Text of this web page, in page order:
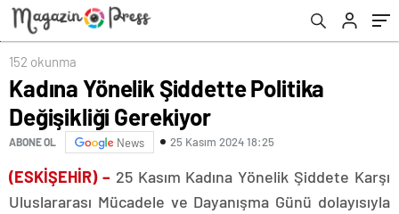
152 okunma
Kadına Yönelik Şiddette Politika
Değişikliği Gerekiyor
ABONE OL News 25 Kasım 2024 18:25
(ESKİŞEHİR) – 25 Kasım Kadına Yönelik Şiddete Karşı
Uluslararası Mücadele ve Dayanışma Günü dolayısıyla